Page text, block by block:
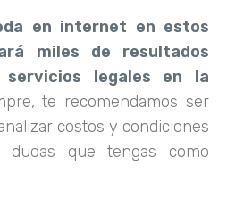
en internet en estos
miles de resultados
legales en la
te recomendamos ser
costos y condiciones
que tengas como